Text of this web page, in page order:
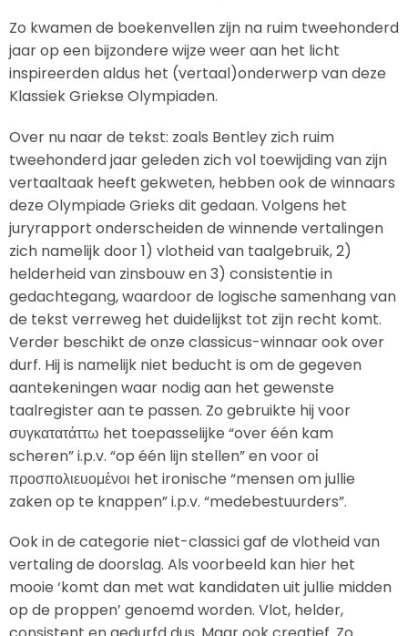
Zo kwamen de boekenvellen zijn na ruim tweehonderd
jaar op een bijzondere wijze weer aan het licht
inspireerden aldus het (vertaal)onderwerp van deze
Klassiek Griekse Olympiaden.
Over nu naar de tekst: zoals Bentley zich ruim
tweehonderd jaar geleden zich vol toewijding van zijn
vertaaltaak heeft gekweten, hebben ook de winnaars
deze Olympiade Grieks dit gedaan. Volgens het
juryrapport onderscheiden de winnende vertalingen
zich namelijk door 1) vlotheid van taalgebruik, 2)
helderheid van zinsbouw en 3) consistentie in
gedachtegang, waardoor de logische samenhang van
de tekst verreweg het duidelijkst tot zijn recht komt.
Verder beschikt de onze classicus-winnaar ook over
durf. Hij is namelijk niet beducht is om de gegeven
aantekeningen waar nodig aan het gewenste
taalregister aan te passen. Zo gebruikte hij voor
συγκατατάττω het toepasselijke “over één kam
scheren” i.p.v. “op één lijn stellen” en voor οἱ
προσπολιευομένοι het ironische “mensen om jullie
zaken op te knappen” i.p.v. “medebestuurders”.
Ook in de categorie niet-classici gaf de vlotheid van
vertaling de doorslag. Als voorbeeld kan hier het
mooie ‘komt dan met wat kandidaten uit jullie midden
op de proppen’ genoemd worden. Vlot, helder,